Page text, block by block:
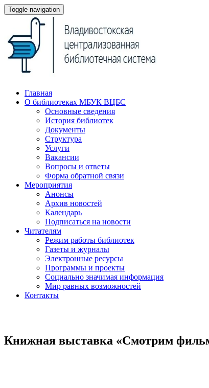
Toggle navigation
Главная
О библиотеках МБУК ВЦБС
Основные сведения
История библиотек
Документы
Структура
Услуги
Вакансии
Вопросы и ответы
Форма обратной связи
Мероприятия
Анонсы
Архив новостей
Календарь
Подписаться на новости
Читателям
Режим работы библиотек
Газеты и журналы
Электронные ресурсы
Программы и проекты
Социально значимая информация
Мир равных возможностей
Контакты
Книжная выставка «Смотрим